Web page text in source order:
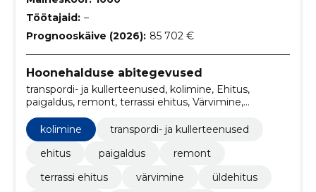
Töötajaid: –
Prognooskäive (2026): 85 702 €
Hoonehalduse abitegevused
transpordi- ja kullerteenused, kolimine, Ehitus,
paigaldus, remont, terrassi ehitus, Värvimine,
Üldehitus, maalritööd, parketi paigaldus
kolimine
transpordi- ja kullerteenused
ehitus
paigaldus
remont
terrassi ehitus
värvimine
üldehitus